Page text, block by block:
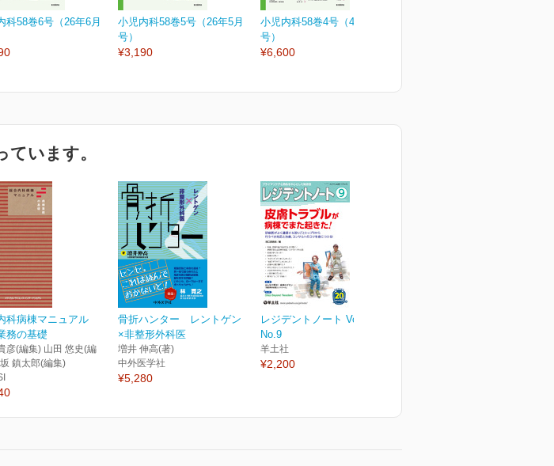
科58巻6号（26年6月
小児内科58巻5号（26年5月
号）
¥3,190
小児内科58巻4号（4月増大
号）
¥6,600
います。
科病棟マニュアル
務の基礎
彦(編集) 山田 悠史(編
鎮太郎(編集)
骨折ハンター レントゲン
×非整形外科医
増井 伸高(著)
中外医学社
¥5,280
レジデントノート Vol.20
No.9
羊土社
¥2,200